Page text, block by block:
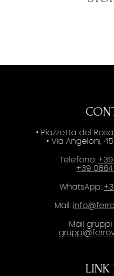
• Piazzetta del
• Via Angeloni,
Telefono:
+39
WhatsApp:
Mail:
Mail
LINK